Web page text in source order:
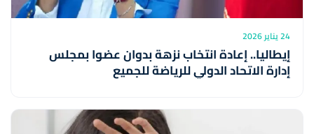
24 يناير 2026
إيطاليا.. إعادة انتخاب نزهة بدوان عضوا بمجلس
إدارة الاتحاد الدولي للرياضة للجميع